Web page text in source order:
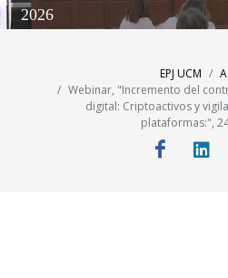
2026
EPJ UCM
Webinar, "Incremento del
digital: Criptoactivos y
plataformas:",